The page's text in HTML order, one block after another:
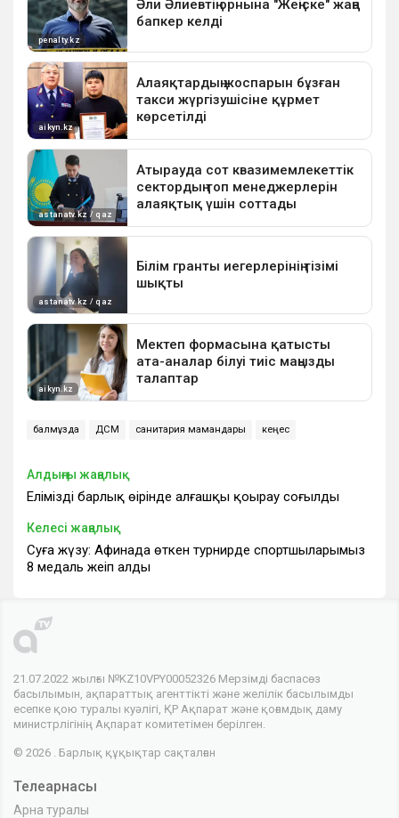
балмұздақ ДСМ санитария мамандары кеңес
Алдыңғы жаңалық
Еліміздің барлық өңірінде алғашқы қоңырау соғылды
Келесі жаңалық
Суға жүзу: Афи­нада өткен турнирде спортшыларымыз
8 медаль жеңіп алды
21.07.2022 жылғы №KZ10VPY00052326 Мерзімді баспасөз
басылымын, ақпараттық агенттікті және желілік басылымды
есепке қою туралы куәлігі, ҚР Ақпарат және қоғамдық даму
министрлігінің Ақпарат комитетімен берілген.
© 2026 . Барлық құқықтар сақталған
Телеарнасы
Арна туралы